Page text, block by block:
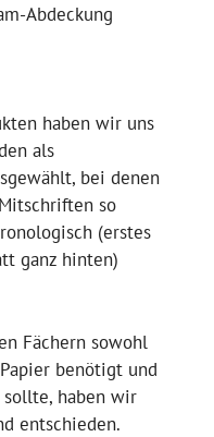
Abdeckung
haben wir uns
als
bei denen
so
(erstes
ganz hinten)
Fächern sowohl
benötigt und
haben wir
entschieden.